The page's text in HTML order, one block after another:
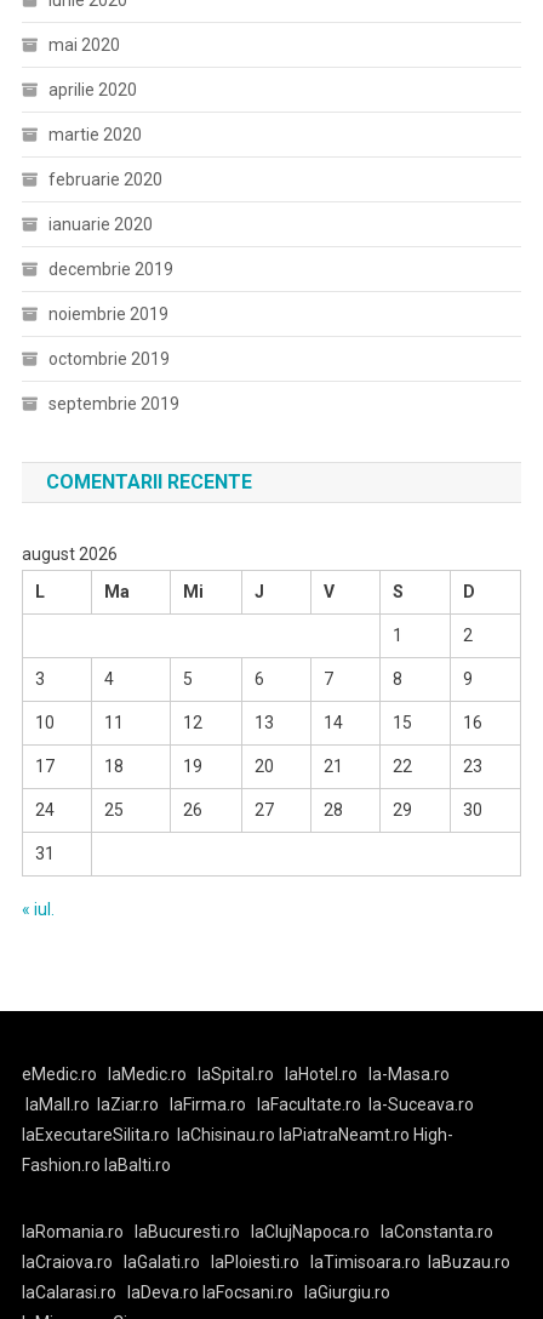
mai 2020
aprilie 2020
martie 2020
februarie 2020
ianuarie 2020
decembrie 2019
noiembrie 2019
octombrie 2019
septembrie 2019
COMENTARII RECENTE
august 2026
L
Ma Mi J V S D
1 2
3 4 5 6 7 8 9
10 11 12 13 14 15 16
17 18 19 20 21 22 23
24 25 26 27 28 29 30
31
« iul.
eMedic.ro laMedic.ro laSpital.ro laHotel.ro
la-Masa.ro
laMall.ro
laZiar.ro laFirma.ro laFacultate.ro
la-Suceava.ro
laExecutareSilita.ro
laChisinau.ro laPiatraNeamt.ro High-
Fashion.ro laBalti.ro
laRomania.ro laBucuresti.ro laClujNapoca.ro
laConstanta.ro
laCraiova.ro
laGalati.ro laPloiesti.ro laTimisoara.ro
laBuzau.ro
laCalarasi.ro
laDeva.ro laFocsani.ro
laGiurgiu.ro